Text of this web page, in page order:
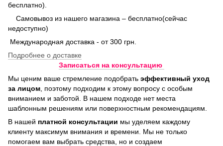
бесплатно).
Самовывоз из нашего магазина – бесплатно(сейчас
недоступно)
Международная доставка - от 300 грн.
Подробнее о доставке
Записаться на консультацию
Мы ценим ваше стремление подобрать эффективный уход
за лицом , поэтому подходим к этому вопросу с особым
вниманием и заботой. В нашем подходе нет места
шаблонным решениям или поверхностным рекомендациям.
В нашей платной консультации мы уделяем каждому
клиенту максимум внимания и времени. Мы не только
помогаем вам выбрать средства, но и создаем